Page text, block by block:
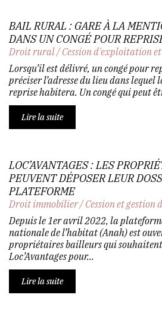
BAIL RURAL : GARE À LA
DANS UN CONGÉ POUR
Droit rural/Cession d'exploitation
Lorsqu’il est délivré, un congé pour
préciser l’adresse du lieu dans lequel
reprise habitera. Un congé qui peut
Lire la suite
LOC’AVANTAGES : LES
PEUVENT DÉPOSER LEUR
PLATEFORME
Droit immobilier/Cession et gestion
Depuis le 1er avril 2022, la plateforme
nationale de l’habitat (Anah) est
propriétaires bailleurs qui
Loc’Avantages pour...
Lire la suite